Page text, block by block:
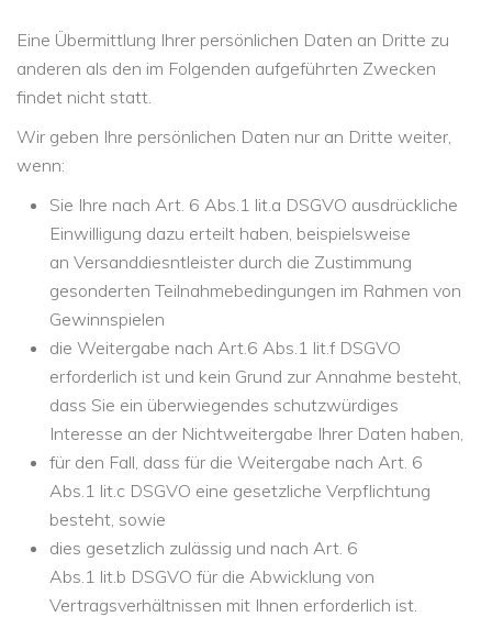
Eine Übermittlung Ihrer persönlichen Daten an Dritte zu
anderen als den im Folgenden aufgeführten Zwecken
findet nicht statt.
Wir geben Ihre persönlichen Daten nur an Dritte weiter,
wenn:
Sie Ihre nach Art. 6 Abs.1 lit.a DSGVO ausdrückliche
Einwilligung dazu erteilt haben, beispielsweise
an Versanddiesntleister durch die Zustimmung
gesonderten Teilnahmebedingungen im Rahmen von
Gewinnspielen
die Weitergabe nach Art.6 Abs.1 lit.f DSGVO
erforderlich ist und kein Grund zur Annahme besteht,
dass Sie ein überwiegendes schutzwürdiges
Interesse an der Nichtweitergabe Ihrer Daten haben,
für den Fall, dass für die Weitergabe nach Art. 6
Abs.1 lit.c DSGVO eine gesetzliche Verpflichtung
besteht, sowie
dies gesetzlich zulässig und nach Art. 6
Abs.1 lit.b DSGVO für die Abwicklung von
Vertragsverhältnissen mit Ihnen erforderlich ist.